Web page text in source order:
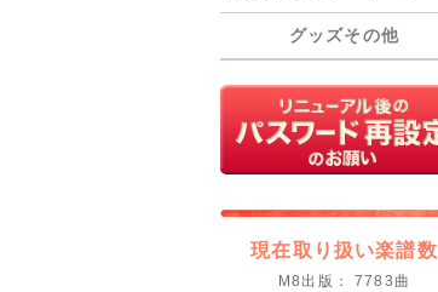
グッズその他
現在取り扱い楽譜数
M8出版： 7783曲